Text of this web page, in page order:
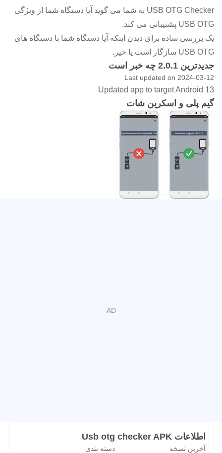
USB OTG Checker به شما می گوید آیا دستگاه شما از ویژگی
USB OTG پشتیبانی می کند.
یک بررسی ساده برای دیدن اینکه آیا دستگاه شما با دستگاه های
USB OTG سازگار است یا خیر.
جدیدترین 2.0.1 چه خبر است
Last updated on 2024-03-12
Updated app to target Android 13
گیم پلی و اسکرین شات
اطلاعات Usb otg checker APK
آخرین نسخه
دسته بندی